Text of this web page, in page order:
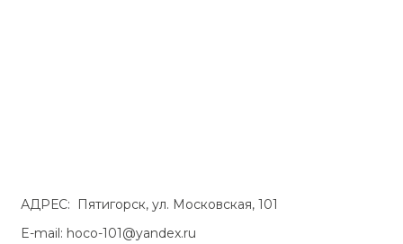
АДРЕС: Пятигорск, ул. Московская, 101
E-mail: hoco-101@yandex.ru